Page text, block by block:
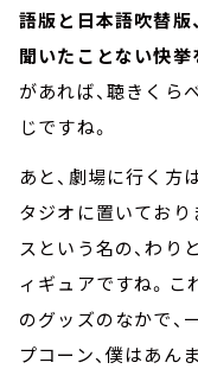
語版と日本語吹替版
聞いたことない快挙
があれば、聴きくら
じですね。
あと、劇場に行く方
タジオに置いており
スという名の、わり
ィギュアですね。
のグッズのなかで、
プコーン、僕はあん